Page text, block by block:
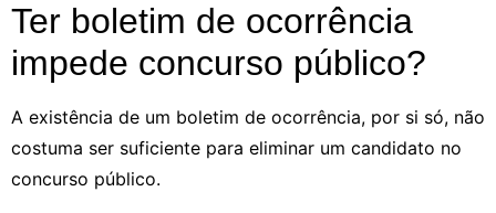
Ter boletim de ocorrência
impede concurso público?
A existência de um boletim de ocorrência, por si só, não
costuma ser suficiente para eliminar um candidato no
concurso público.